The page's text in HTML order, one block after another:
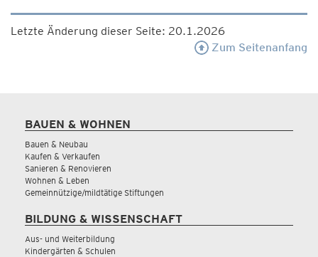
Letzte Änderung dieser Seite: 20.1.2026
Zum Seitenanfang
BAUEN & WOHNEN
Bauen & Neubau
Kaufen & Verkaufen
Sanieren & Renovieren
Wohnen & Leben
Gemeinnützige/mildtätige Stiftungen
BILDUNG & WISSENSCHAFT
Aus- und Weiterbildung
Kindergärten & Schulen